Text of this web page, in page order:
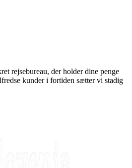
rejsebureau, der holder dine penge
kunder i fortiden sætter vi stadig